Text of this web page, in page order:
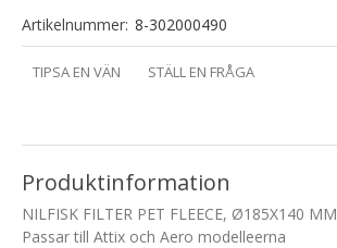
Artikelnummer: 8-302000490
TIPSA EN VÄN STÄLL EN FRÅGA
Produktinformation
NILFISK FILTER PET FLEECE, Ø185X140 MM
Passar till Attix och Aero modelleerna